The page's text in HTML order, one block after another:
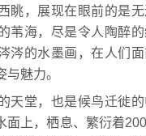
眺，展现在眼前的是无
苇海，尽是令人陶醉
涔的水墨画，在人们
魅力。
堂，也是候鸟迁徙的
面上，栖息、繁衍着